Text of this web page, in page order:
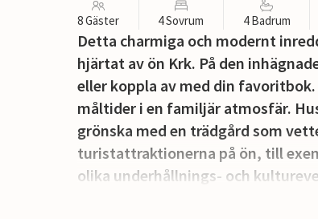
8 Gäster 4 Sovrum 4 Badrum
Detta charmiga och modernt
hjärtat av ön Krk. På den
eller koppla av med din
måltider i en familjär atmosfär.
grönska med en trädgård som
turistattraktionerna på ön, till
olika underhållnings- och
från Krk, som vinet Zlahtina eller